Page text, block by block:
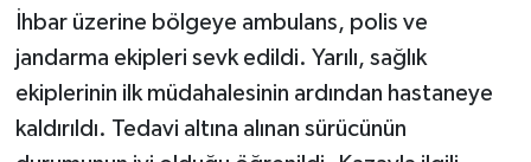
İhbar üzerine bölgeye ambulans, polis ve
jandarma ekipleri sevk edildi. Yarılı, sağlık
ekiplerinin ilk müdahalesinin ardından hastaneye
kaldırıldı. Tedavi altına alınan sürücünün